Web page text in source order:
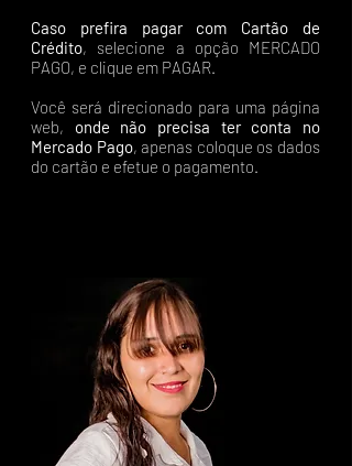
Caso prefira pagar com Cartão de
Crédito, selecione a opção MERCADO
PAGO, e clique em PAGAR.
Você será direcionado para uma página
web, onde não precisa ter conta no
Mercado Pago, apenas coloque os dados
do cartão e efetue o pagamento.